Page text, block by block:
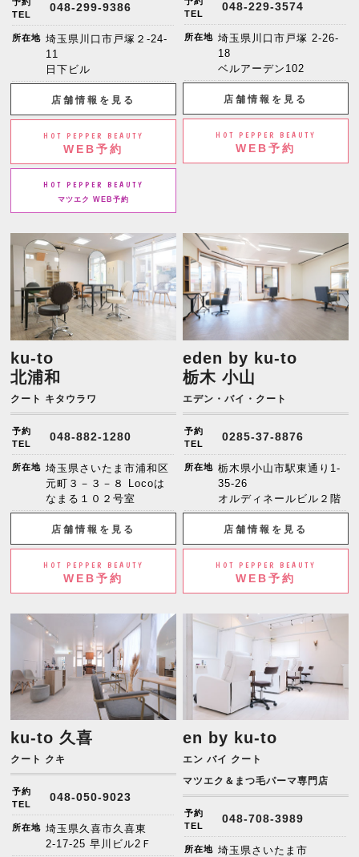
予約
TEL
048-299-9386
所在地 埼玉県川口市戸塚２-24-
11
日下ビル
店舗情報を見る
HOT PEPPER BEAUTY
WEB予約
HOT PEPPER BEAUTY
マツエク WEB予約
TEL
048-229-3574
所在地 埼玉県川口市戸塚 2-26-
18
ベルアーデン102
店舗情報を見る
HOT PEPPER BEAUTY
WEB予約
ku-to
北浦和
クート キタウラワ
予約
TEL
048-882-1280
所在地 埼玉県さいたま市浦和区
元町３－３－８ Locoは
なまる１０２号室
店舗情報を見る
HOT PEPPER BEAUTY
WEB予約
eden by ku-to
栃木 小山
エデン・バイ・クート
予約
TEL
0285-37-8876
所在地 栃木県小山市駅東通り1-
35-26
オルディネールビル２階
店舗情報を見る
HOT PEPPER BEAUTY
WEB予約
ku-to 久喜
クート クキ
予約
TEL
048-050-9023
所在地 埼玉県久喜市久喜東
2-17-25 早川ビル2Ｆ
en by ku-to
エン バイ クート
マツエク＆まつ毛パーマ専門店
予約
TEL
048-708-3989
所在地 埼玉県さいたま市